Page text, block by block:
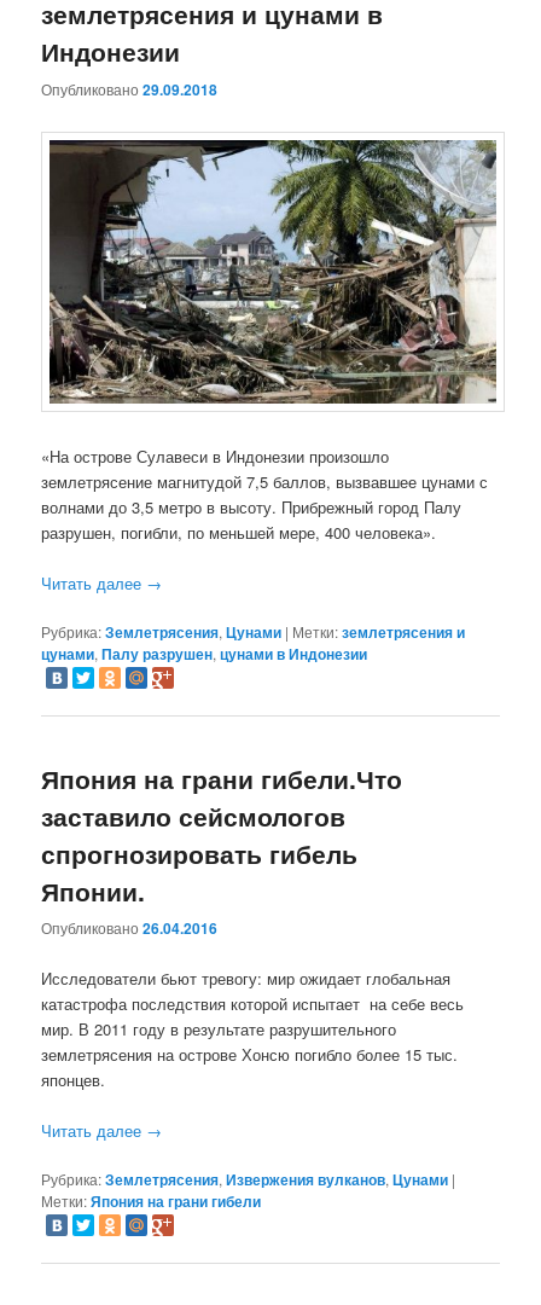
землетрясения и цунами в
Индонезии
Опубликовано29.09.2018
«На острове Сулавеси в Индонезии произошло
землетрясение магнитудой 7,5 баллов, вызвавшее цунами с
волнами до 3,5 метро в высоту. Прибрежный город Палу
разрушен, погибли, по меньшей мере, 400 человека».
Читать далее →
Рубрика:Землетрясения,Цунами | Метки:землетрясения и
цунами,Палу разрушен,цунами в Индонезии
Япония на грани гибели.Что
заставило сейсмологов
спрогнозировать гибель
Японии.
Опубликовано26.04.2016
Исследователи бьют тревогу: мир ожидает глобальная
катастрофа последствия которой испытает на себе весь
мир. В 2011 году в результате разрушительного
землетрясения на острове Хонсю погибло более 15 тыс.
японцев.
Читать далее →
Рубрика:Землетрясения,Извержения вулканов,Цунами |
Метки:Япония на грани гибели